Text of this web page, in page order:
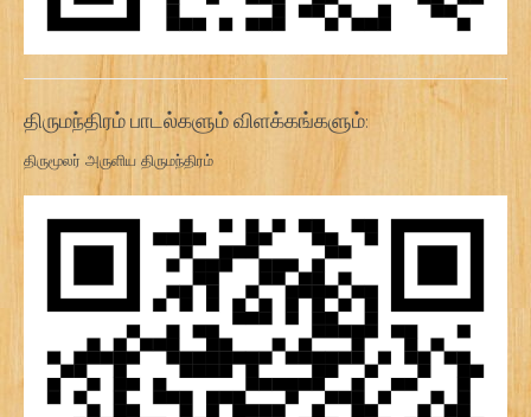
திருமந்திரம் பாடல்களும் விளக்கங்களும்:
திருமூலர் அருளிய திருமந்திரம்